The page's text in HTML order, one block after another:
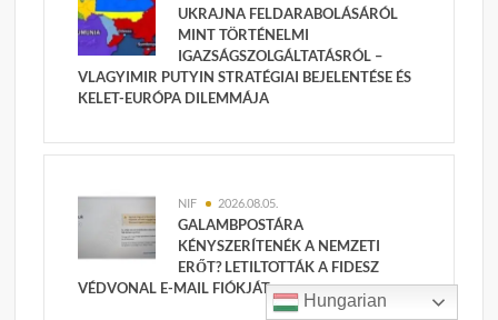
UKRAJNA FELDARABOLÁSÁRÓL
MINT TÖRTÉNELMI
IGAZSÁGSZOLGÁLTATÁSRÓL –
VLAGYIMIR PUTYIN STRATÉGIAI BEJELENTÉSE ÉS
KELET-EURÓPA DILEMMÁJA
NIF 2026.08.05.
GALAMBPOSTÁRA
KÉNYSZERÍTENÉK A NEMZETI
ERŐT? LETILTOTTÁK A FIDESZ
VÉDVONAL E-MAIL FIÓKJÁT
Hungarian